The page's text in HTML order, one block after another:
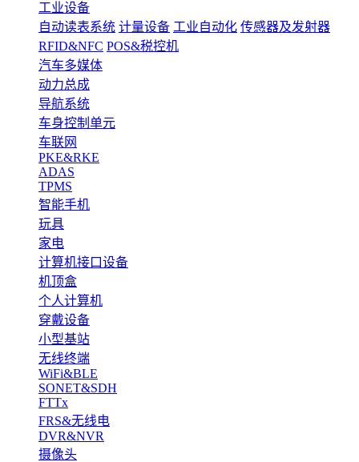
工业设备
自动读表系统 计量设备 工业自动化 传感器及发射器
RFID&NFC POS&税控机
汽车多媒体
动力总成
导航系统
车身控制单元
车联网
PKE&RKE
ADAS
TPMS
智能手机
玩具
家电
计算机接口设备
机顶盒
个人计算机
穿戴设备
小型基站
无线终端
WiFi&BLE
SONET&SDH
FTTx
FRS&无线电
DVR&NVR
摄像头